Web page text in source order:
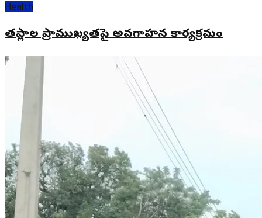
Health
తల్లిపాల ప్రాముఖ్యతపై అవగాహన కార్యక్రమం